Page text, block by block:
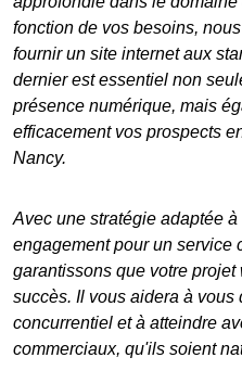
fonction de vos besoins,
fournir un site internet aux
dernier est essentiel non
présence numérique, mais
efficacement vos prospects
Nancy.
Avec une stratégie adaptée
engagement pour un service
garantissons que votre
succès. Il vous aidera à
concurrentiel et à atteindre
commerciaux, qu'ils soient